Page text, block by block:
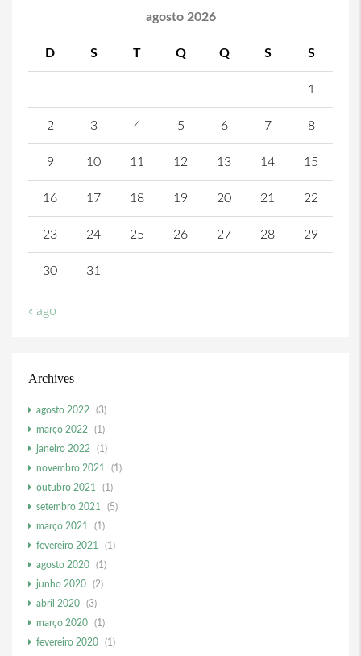
agosto 2026
D S T Q Q S S
1
2 3 4 5 6 7 8
9 10 11 12 13 14 15
16 17 18 19 20 21 22
23 24 25 26 27 28 29
30 31
« ago
Archives
agosto 2022
(3)
março 2022
(1)
janeiro 2022
(1)
novembro 2021
(1)
outubro 2021
(1)
setembro 2021
(5)
março 2021
(1)
fevereiro 2021
(1)
agosto 2020
(1)
junho 2020
(2)
abril 2020
(3)
março 2020
(1)
fevereiro 2020
(1)